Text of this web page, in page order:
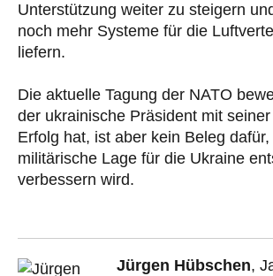
Unterstützung weiter zu steigern
noch mehr Systeme für die
liefern.
Die aktuelle Tagung der NATO
der ukrainische Präsident mit
Erfolg hat, ist aber kein Beleg
militärische Lage für die Ukraine
verbessern wird.
Jürgen Hübschen,